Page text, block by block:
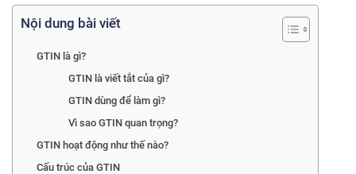
Nội dung bài viết
GTIN là gì?
GTIN là viết tắt của gì?
GTIN dùng để làm gì?
Vì sao GTIN quan trọng?
GTIN hoạt động như thế nào?
Cấu trúc của GTIN